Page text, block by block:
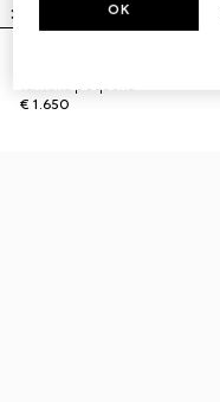
tamaño pequeño
€ 1.650
OK